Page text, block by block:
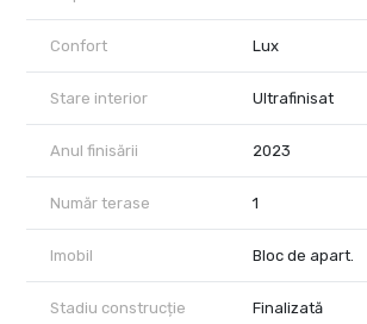
Confort Lux
Stare interior Ultrafinisat
Anul finisării 2023
Număr terase 1
Imobil Bloc de apart.
Stadiu construcție Finalizată